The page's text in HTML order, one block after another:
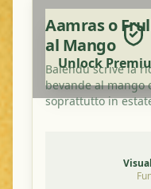
Unlock
Aamras o
al Mango
Balendu scrive la
bevande al mango
soprattutto in